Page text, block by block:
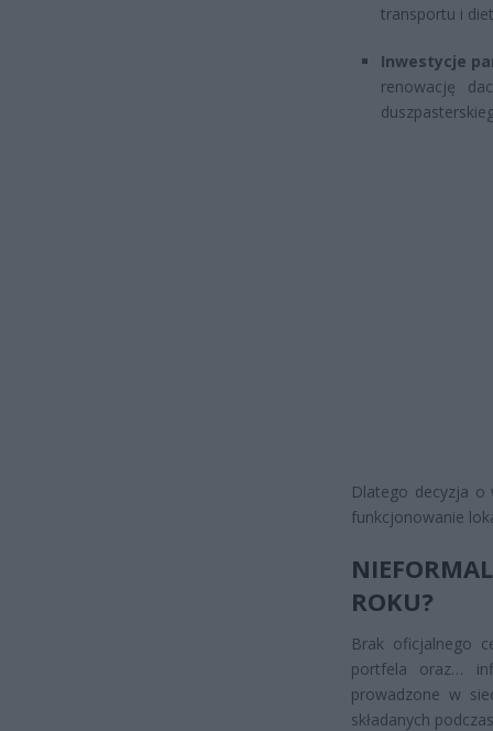
transportu i
Inwestycje
renowację
Dlatego decyzja o
funkcjonowanie
ROKU?
Brak oficjalnego
portfela oraz…
prowadzone w
składanych